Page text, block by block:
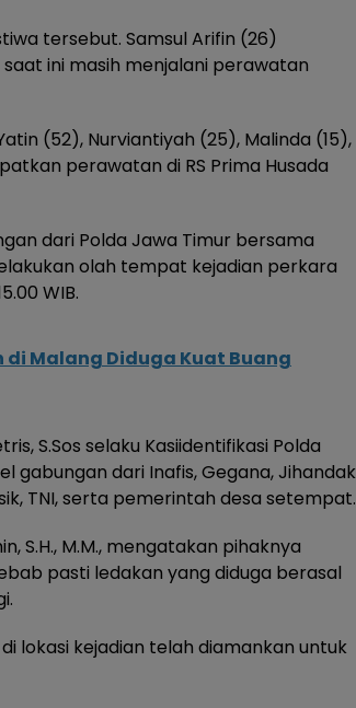
tersebut. Samsul Arifin (26)
ini masih menjalani perawatan
(52), Nurviantiyah (25), Malinda (15),
perawatan di RS Prima Husada
dari Polda Jawa Timur bersama
olah tempat kejadian perkara
WIB.
di Malang Diduga Kuat Buang
S.Sos selaku Kasiidentifikasi Polda
gabungan dari Inafis, Gegana, Jihandak
TNI, serta pemerintah desa setempat.
S.H., M.M., mengatakan pihaknya
pasti ledakan yang diduga berasal
lokasi kejadian telah diamankan untuk